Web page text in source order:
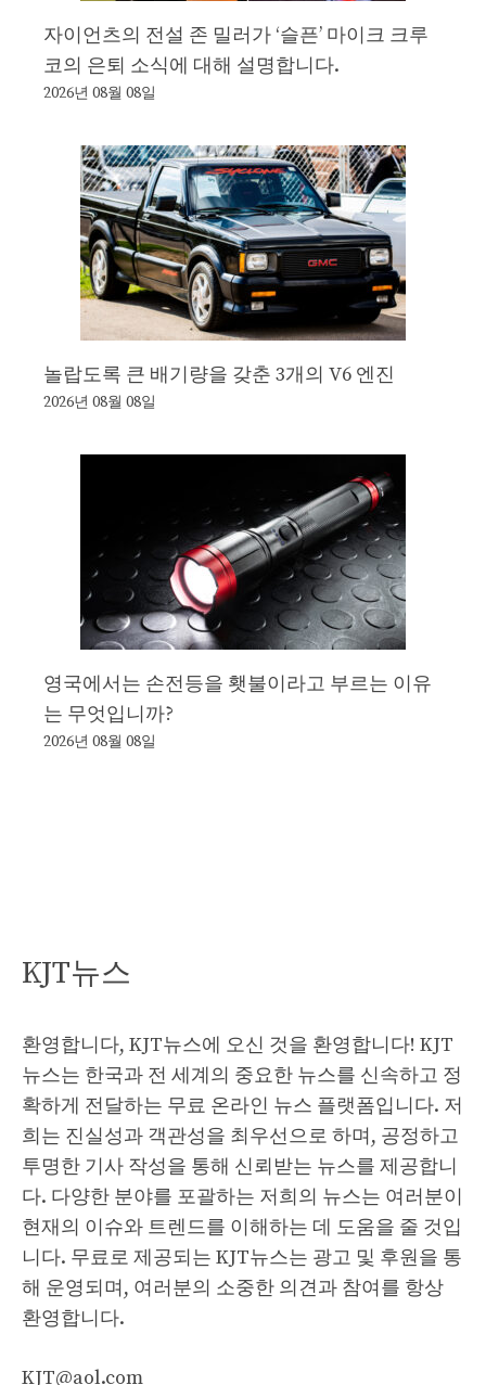
자이언츠의 전설 존 밀러가 ‘슬픈’ 마이크 크루
코의 은퇴 소식에 대해 설명합니다.
2026년 08월 08일
놀랍도록 큰 배기량을 갖춘 3개의 V6 엔진
2026년 08월 08일
영국에서는 손전등을 횃불이라고 부르는 이유
는 무엇입니까?
2026년 08월 08일
KJT뉴스
환영합니다, KJT뉴스에 오신 것을 환영합니다! KJT
뉴스는 한국과 전 세계의 중요한 뉴스를 신속하고 정
확하게 전달하는 무료 온라인 뉴스 플랫폼입니다. 저
희는 진실성과 객관성을 최우선으로 하며, 공정하고
투명한 기사 작성을 통해 신뢰받는 뉴스를 제공합니
다. 다양한 분야를 포괄하는 저희의 뉴스는 여러분이
현재의 이슈와 트렌드를 이해하는 데 도움을 줄 것입
니다. 무료로 제공되는 KJT뉴스는 광고 및 후원을 통
해 운영되며, 여러분의 소중한 의견과 참여를 항상
환영합니다.
KJT@aol.com